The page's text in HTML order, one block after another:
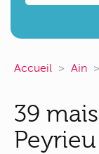
Accueil Ain
39